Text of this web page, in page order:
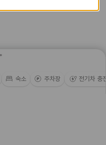
숙소 주차장 전기차 충